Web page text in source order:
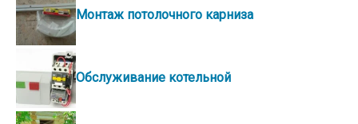
Монтаж потолочного карниза
Обслуживание котельной